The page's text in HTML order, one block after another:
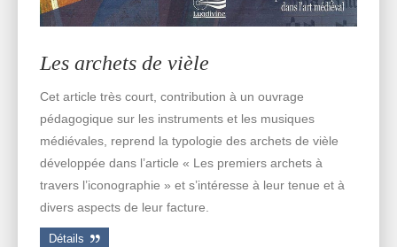
Les archets de vièle
Cet article très court, contribution à un ouvrage
pédagogique sur les instruments et les musiques
médiévales, reprend la typologie des archets de vièle
développée dans l’article « Les premiers archets à
travers l’iconographie » et s’intéresse à leur tenue et à
divers aspects de leur facture.
Détails